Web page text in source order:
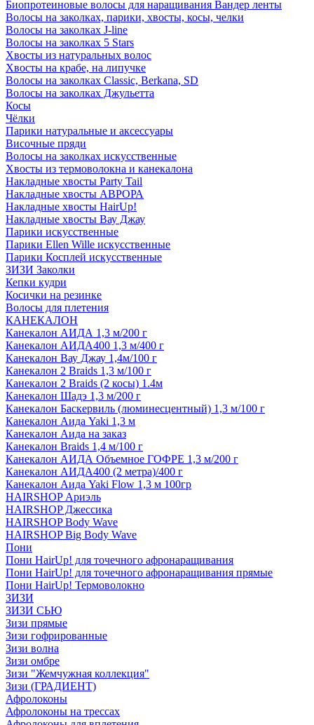
Биопротеиновые волосы для наращивания Вандер ленты
Волосы на заколках, парики, хвосты, косы, челки
Волосы на заколках J-line
Волосы на заколках 5 Stars
Хвосты из натуральных волос
Хвосты на крабе, на липучке
Волосы на заколках Classic, Berkana, SD
Волосы на заколках Джульетта
Косы
Чёлки
Парики натуральные и аксессуары
Височные пряди
Волосы на заколках искусственные
Хвосты из термоволокна и канекалона
Накладные хвосты Party Tail
Накладные хвосты АВРОРА
Накладные хвосты HairUp!
Накладные хвосты Вау Джау
Парики искусственные
Парики Ellen Wille искусственные
Парики Косплей искусственные
ЗИЗИ Заколки
Кепки кудри
Косички на резинке
Волосы для плетения
КАНЕКАЛОН
Канекалон АИДА 1,3 м/200 г
Канекалон АИДА400 1,3 м/400 г
Канекалон Вау Джау 1,4м/100 г
Канекалон 2 Braids 1,3 м/100 г
Канекалон 2 Braids (2 косы) 1.4м
Канекалон Шадэ 1,3 м/200 г
Канекалон Баскервиль (люминесцентный) 1,3 м/100 г
Канекалон Аида Yaki 1,3 м
Канекалон Аида на заказ
Канекалон Braids 1,4 м/100 г
Канекалон АИДА Объемное ГОФРЕ 1,3 м/200 г
Канекалон АИДА400 (2 метра)/400 г
Канекалон Аида Yaki Flow 1,3 м 100гр
HAIRSHOP Ариэль
HAIRSHOP Джессика
HAIRSHOP Body Wave
HAIRSHOP Big Body Wave
Пони
Пони HairUp! для точечного афронаращивания
Пони HairUp! для точечного афронаращивания прямые
Пони HairUp! Термоволокно
ЗИЗИ
ЗИЗИ СЬЮ
Зизи прямые
Зизи гофрированные
Зизи волна
Зизи омбре
Зизи "Жемчужная коллекция"
Зизи (ГРАДИЕНТ)
Афролоконы
Афролоконы на трессах